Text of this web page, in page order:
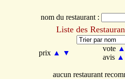
nom du restaurant :
Liste des
prix ▲ ▼
vote ▲
avis ▲
aucun restaurant